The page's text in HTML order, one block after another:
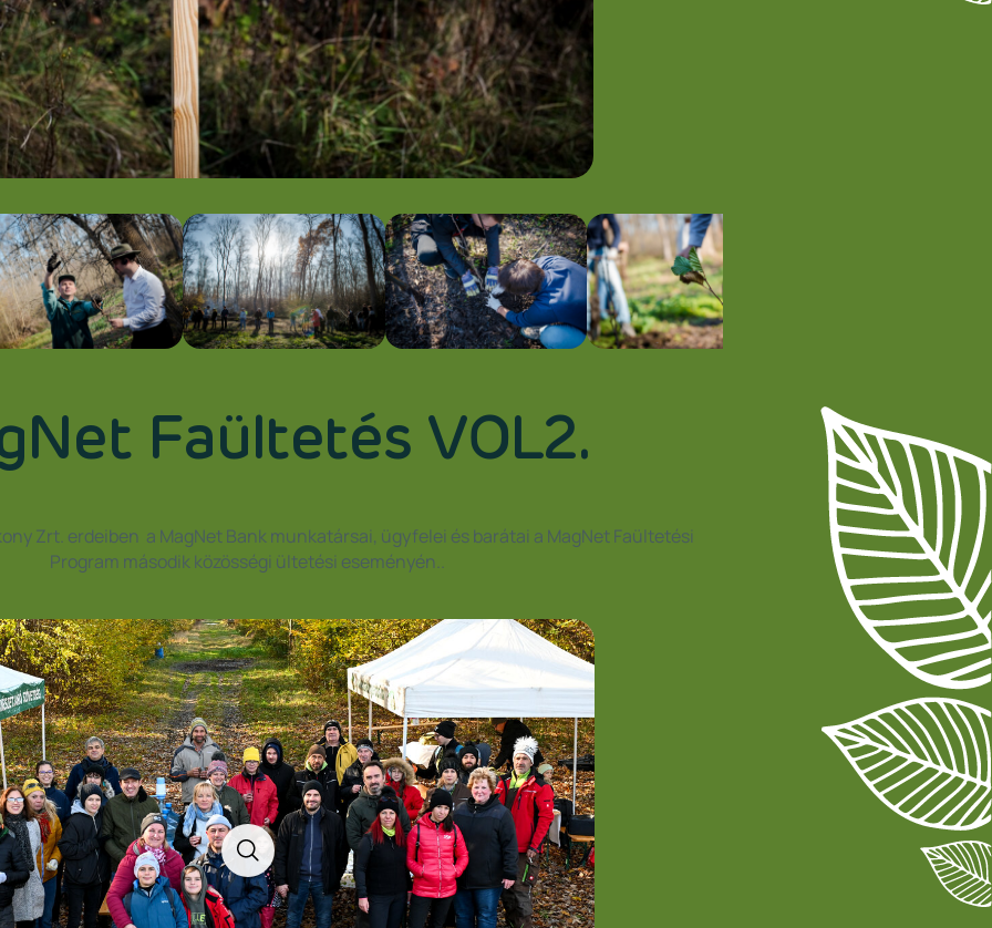
Faültetés VOL2.
Zrt. erdeiben a MagNet Bank munkatársai, ügyfelei és barátai a MagNet Faültetési
Program második közösségi ültetési eseményén..